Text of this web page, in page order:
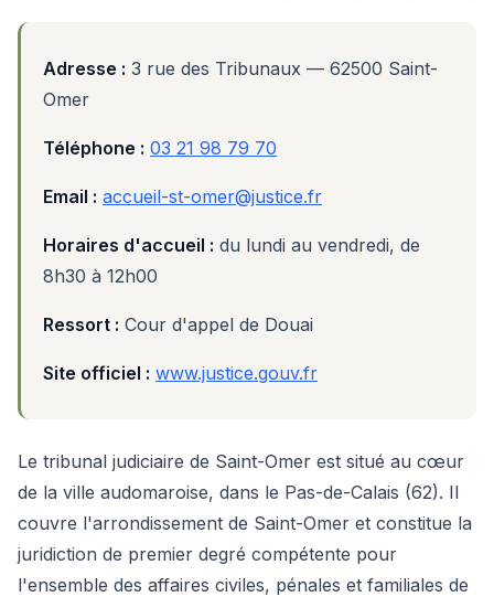
Adresse : 3 rue des Tribunaux — 62500 Saint-
Omer
Téléphone : 03 21 98 79 70
Email : accueil-st-omer@justice.fr
Horaires d'accueil : du lundi au vendredi, de
8h30 à 12h00
Ressort : Cour d'appel de Douai
Site officiel : www.justice.gouv.fr
Le tribunal judiciaire de Saint-Omer est situé au cœur
de la ville audomaroise, dans le Pas-de-Calais (62). Il
couvre l'arrondissement de Saint-Omer et constitue la
juridiction de premier degré compétente pour
l'ensemble des affaires civiles, pénales et familiales de